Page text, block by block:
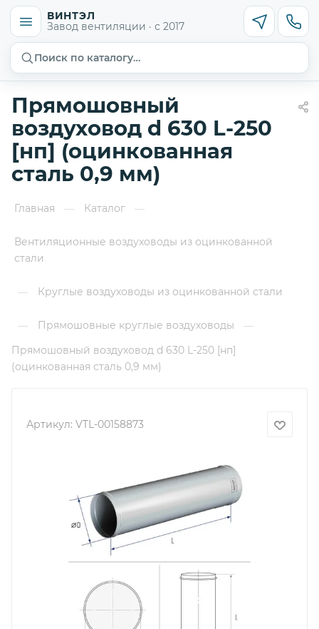
ВИНТЭЛ
Завод вентиляции · с 2017
Поиск по каталогу…
Прямошовный
воздуховод d 630 L-250
[нп] (оцинкованная
сталь 0,9 мм)
Главная — Каталог —
Вентиляционные воздуховоды из оцинкованной
стали
— Круглые воздуховоды из оцинкованной стали
— Прямошовные круглые воздуховоды
—
Прямошовный воздуховод d 630 L-250 [нп]
(оцинкованная сталь 0,9 мм)
Артикул: VTL-00158873